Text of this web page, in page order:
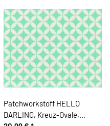
Patchworkstoff HELLO
DARLING, Kreuz-Ovale,